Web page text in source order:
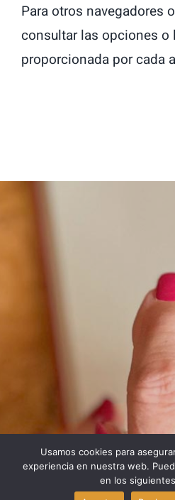
Para otros navegadores
consultar las opciones o
proporcionada por cada
¿Quieres
Usamos cookies para
experiencia en nuestra web.
en los